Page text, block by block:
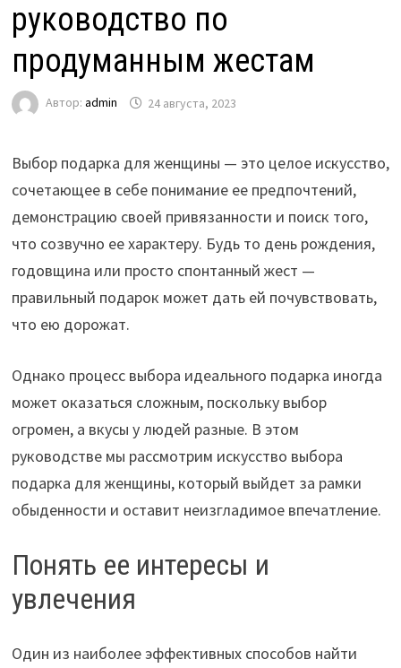
руководство по
продуманным жестам
Автор: admin 24 августа, 2023
Выбор подарка для женщины — это целое искусство,
сочетающее в себе понимание ее предпочтений,
демонстрацию своей привязанности и поиск того,
что созвучно ее характеру. Будь то день рождения,
годовщина или просто спонтанный жест —
правильный подарок может дать ей почувствовать,
что ею дорожат.
Однако процесс выбора идеального подарка иногда
может оказаться сложным, поскольку выбор
огромен, а вкусы у людей разные. В этом
руководстве мы рассмотрим искусство выбора
подарка для женщины, который выйдет за рамки
обыденности и оставит неизгладимое впечатление.
Понять ее интересы и
увлечения
Один из наиболее эффективных способов найти